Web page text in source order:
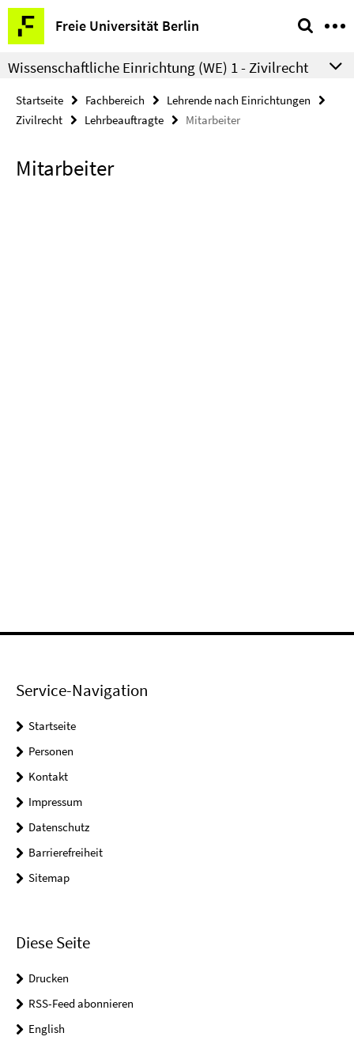
Springe
direkt
zu
Inhalt
Freie Universität Berlin
Service-
Navigation
Wissenschaftliche Einrichtung (WE) 1 - Zivilrecht
Startseite Fachbereich
Lehrende nach Einrichtungen
Zivilrecht
Lehrbeauftragte Mitarbeiter
Mitarbeiter
Service-Navigation
Startseite
Personen
Kontakt
Impressum
Datenschutz
Barrierefreiheit
Sitemap
Diese Seite
Drucken
RSS-Feed abonnieren
English